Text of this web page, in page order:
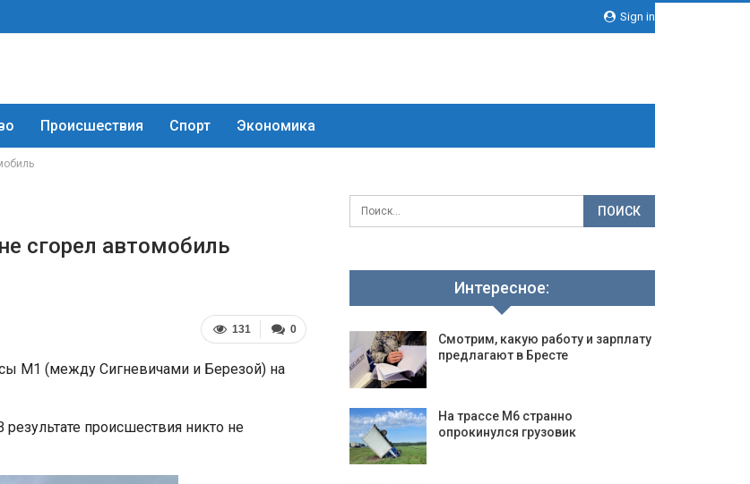
Sign in
Происшествия Спорт Экономика
сгорел автомобиль
0
131
М1 (между Сигневичами и Березой) на
происшествия никто не
Интересное:
Смотрим, какую работу и зарплату
предлагают в Бресте
На трассе М6 странно
опрокинулся грузовик